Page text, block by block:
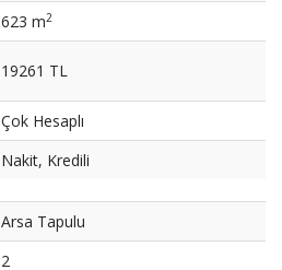
623 m2
19261 TL
Çok Hesaplı
Nakit, Kredili
Arsa Tapulu
2